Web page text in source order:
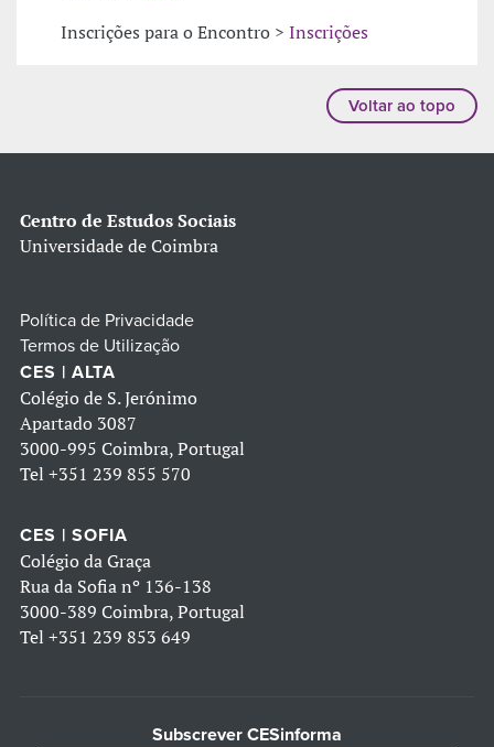
Inscrições para o Encontro > Inscrições
Voltar ao topo
Centro de Estudos Sociais
Universidade de Coimbra
Política de Privacidade
Termos de Utilização
CES | ALTA
Colégio de S. Jerónimo
Apartado 3087
3000-995 Coimbra, Portugal
Tel +351 239 855 570
CES | SOFIA
Colégio da Graça
Rua da Sofia nº 136-138
3000-389 Coimbra, Portugal
Tel +351 239 853 649
Subscrever CESinforma